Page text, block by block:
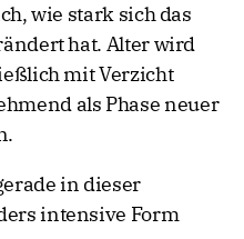
wie stark sich das
hat. Alter wird
mit Verzicht
als Phase neuer
in dieser
intensive Form